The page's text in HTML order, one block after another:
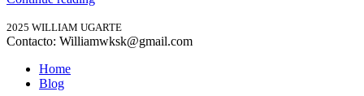
2025 WILLIAM UGARTE
Contacto: Williamwksk@gmail.com
Home
Blog